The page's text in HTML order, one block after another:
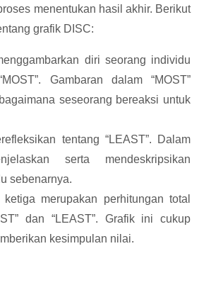
menentukan hasil akhir. Berikut
grafik DISC:
diri seorang individu
Gambaran dalam “MOST”
seseorang bereaksi untuk
tentang “LEAST”. Dalam
serta mendeskripsikan
sebenarnya.
merupakan perhitungan total
dan “LEAST”. Grafik ini cukup
kesimpulan nilai.